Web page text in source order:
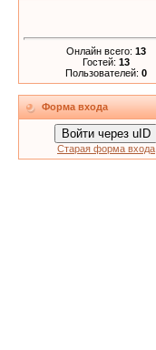
Онлайн всего: 13
Гостей: 13
Пользователей: 0
Форма входа
Войти через uID
Старая форма входа